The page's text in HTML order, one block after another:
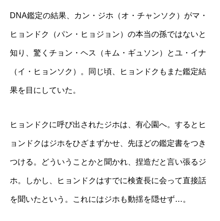
DNA鑑定の結果、カン・ジホ（オ・チャンソク）がマ・
ヒョンドク（パン・ヒョジョン）の本当の孫ではないと
知り、驚くチョン・ヘス（キム・ギュソン）とユ・イナ
（イ・ヒョンソク）。同じ頃、ヒョンドクもまた鑑定結
果を目にしていた。
ヒョンドクに呼び出されたジホは、有心園へ。するとヒ
ョンドクはジホをひざまずかせ、先ほどの鑑定書をつき
つける。どういうことかと聞かれ、捏造だと言い張るジ
ホ。しかし、ヒョンドクはすでに検査長に会って直接話
を聞いたという。これにはジホも動揺を隠せず…。